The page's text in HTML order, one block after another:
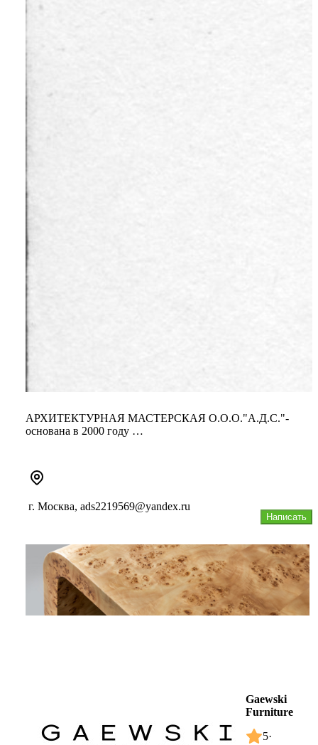
АРХИТЕКТУРНАЯ МАСТЕРСКАЯ О.О.О."А.Д.С."-
основана в 2000 году
Написать
г. Москва, ads2219569@yandex.ru
Gaewski
Furniture
5·